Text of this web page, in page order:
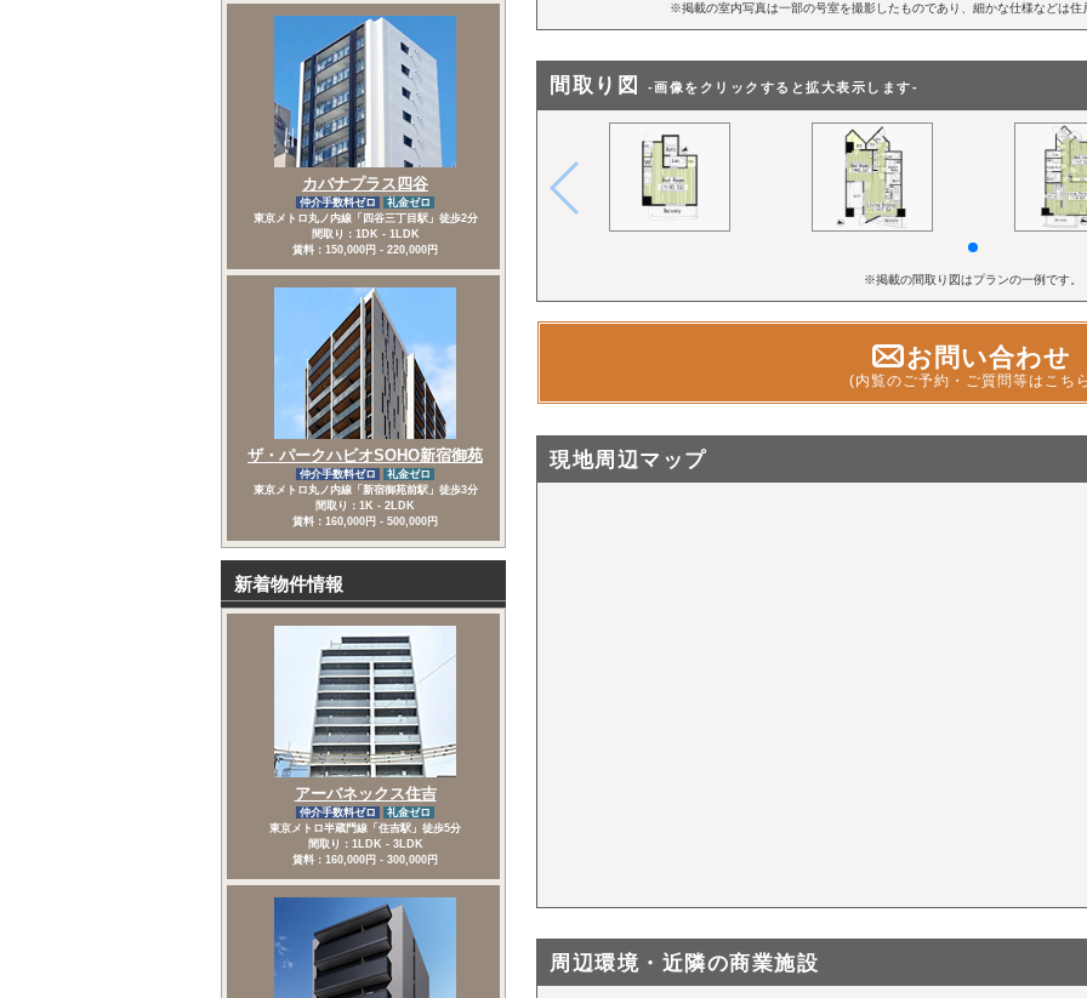
※掲載の室内写真は一部の号室を撮影したものであり、細かな仕様などは
間取り図 -画像をクリックすると拡大表示します-
※掲載の間取り図はプランの一例です。
お問い合わせ
(内覧のご予約・ご質問等はこち
現地周辺マップ
周辺環境・近隣の商業施設
カバナプラス四谷
仲介手数料ゼロ
礼金ゼロ
東京メトロ丸ノ内線「四谷三丁目駅」徒歩2分
間取り：1DK - 1LDK
賃料：150,000円 - 220,000円
ザ・パークハビオSOHO新宿御苑
仲介手数料ゼロ
礼金ゼロ
東京メトロ丸ノ内線「新宿御苑前駅」徒歩3分
間取り：1K - 2LDK
賃料：160,000円 - 500,000円
新着物件情報
アーバネックス住吉
仲介手数料ゼロ
礼金ゼロ
東京メトロ半蔵門線「住吉駅」徒歩5分
間取り：1LDK - 3LDK
賃料：160,000円 - 300,000円